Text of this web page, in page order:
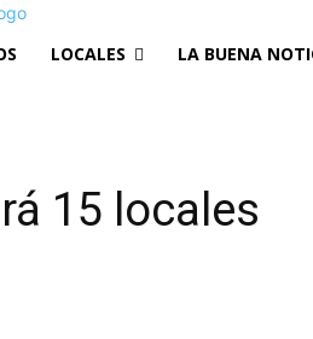
LOCALES LA BUENA
15 locales